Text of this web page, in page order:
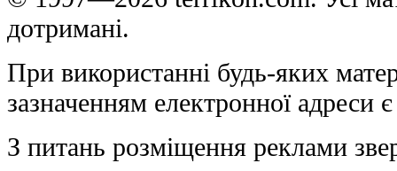
дотримані.
При використанні будь-яких
зазначенням електронної адреси
З питань розміщення реклами